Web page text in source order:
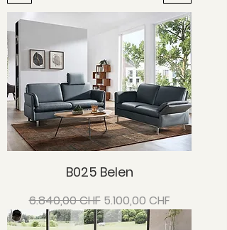
B025 Belen
Standardpreis
6.840,00 CHF Sale-Preis
5.100,00 CHF